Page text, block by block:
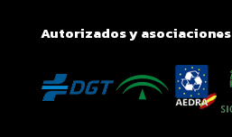
Autorizados y asociaciones